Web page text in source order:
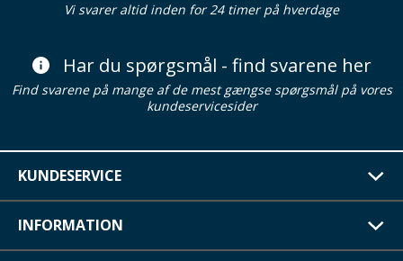
Vi svarer altid inden for 24 timer på hverdage
Har du spørgsmål - find svarene her
Find svarene på mange af de mest gængse spørgsmål på vores
kundeservicesider
KUNDESERVICE
INFORMATION